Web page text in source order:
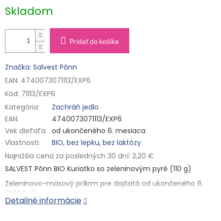
Skladom
Pridať do košíka
Značka: Salvest Põnn
EAN: 4740073071113/EXP6
Kód: 71113/EXP6
Kategória:
Zachráň jedlo
EAN:
4740073071113/EXP6
Vek dieťaťa: od ukončeného 6. mesiaca
Vlastnosti: BIO, bez lepku, bez laktózy
Najnižšia cena za posledných 30 dní: 2,20 €
SALVEST Põnn BIO Kuriatko so zeleninovým pyré (110 g)
Zeleninovo-mäsový príkrm pre dojčatá od ukončeného 6.
mesiaca.
Mrkva, zemiaky, brokolica, kuracie mäso, ryža, tekvica, trocha
Detailné informácie